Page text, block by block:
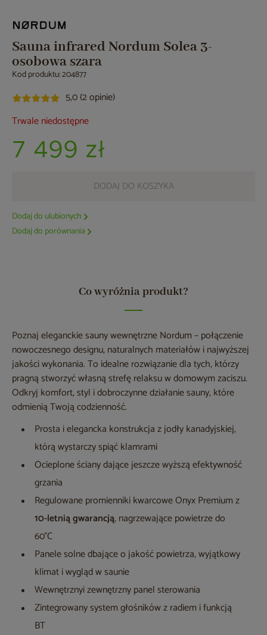
Sauna infrared Nordum Solea 3-
osobowa szara
Kod produktu: 204877
5,0 (2 opinie)
Trwale niedostępne
7 499 zł
DODAJ DO KOSZYKA
Dodaj do ulubionych
Dodaj do porównania
Co wyróżnia produkt?
Poznaj eleganckie sauny wewnętrzne Nordum – połączenie
nowoczesnego designu, naturalnych materiałów i najwyższej
jakości wykonania. To idealne rozwiązanie dla tych, którzy
pragną stworzyć własną strefę relaksu w domowym zaciszu.
Odkryj komfort, styl i dobroczynne działanie sauny, które
odmienią Twoją codzienność.
Prosta i elegancka konstrukcja z jodły kanadyjskiej,
którą wystarczy spiąć klamrami
Ocieplone ściany dające jeszcze wyższą efektywność
grzania
Regulowane promienniki kwarcowe Onyx Premium z
10-letnią gwarancją, nagrzewające powietrze do
60°C
Panele solne dbające o jakość powietrza, wyjątkowy
klimat i wygląd w saunie
Wewnętrznyi zewnętrzny panel sterowania
Zintegrowany system głośników z radiem i funkcją
BT